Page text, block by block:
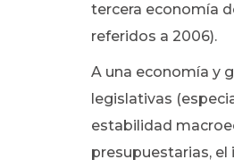
tercera economía
referidos a 2006).
A una economía y
legislativas
estabilidad
presupuestarias,